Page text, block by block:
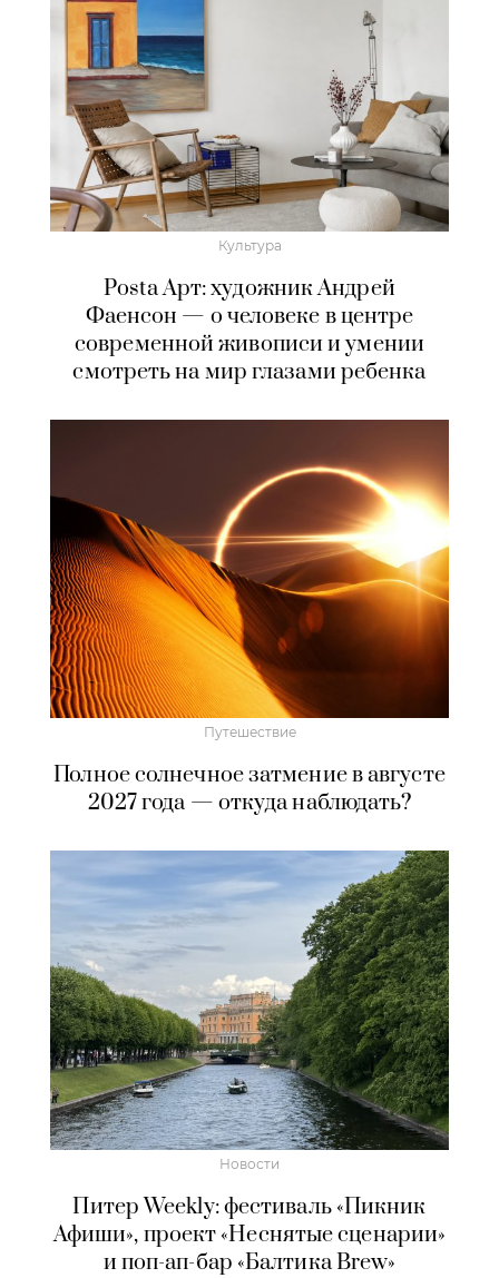
Культура
Posta Арт: художник Андрей
Фаенсон — о человеке в центре
современной живописи и умении
смотреть на мир глазами ребенка
Путешествие
Полное солнечное затмение в августе
2027 года — откуда наблюдать?
Новости
Питер Weekly: фестиваль «Пикник
Афиши», проект «Неснятые сценарии»
и поп-ап-бар «Балтика Brew»